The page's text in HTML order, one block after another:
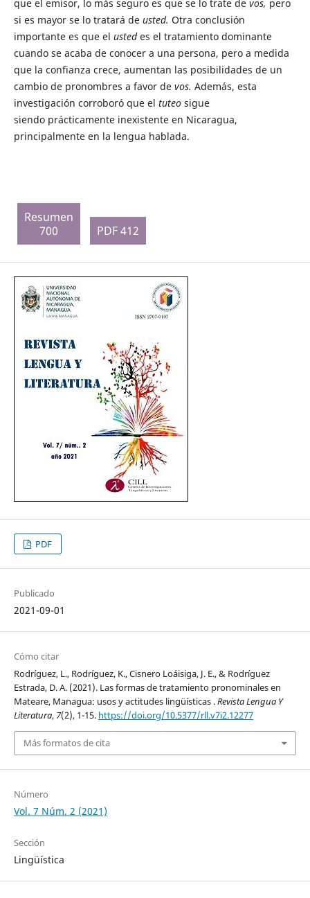
que el emisor, lo más seguro es que se lo trate de vos, pero
si es mayor se lo tratará de usted. Otra conclusión
importante es que el ustedes el tratamiento dominante
cuando se acaba de conocer a una persona, pero a medida
que la confianza crece, aumentan las posibilidades de un
cambio de pronombres a favor devos. Además, esta
investigación corroboró que el tuteosigue
siendo prácticamente inexistente en Nicaragua,
principalmente en la lengua hablada.
Resumen
700
PDF 412
PDF
Publicado
2021-09-01
Cómo citar
Rodríguez, L., Rodríguez, K., Cisnero Loáisiga, J. E., & Rodríguez
Estrada, D. A. (2021). Las formas de tratamiento pronominales en
Mateare, Managua: usos y actitudes lingüísticas .Revista Lengua Y
Literatura, 7(2), 1-15. https://doi.org/10.5377/rll.v7i2.12277
Más formatos de cita
Número
Vol. 7 Núm. 2 (2021)
Sección
Lingüística